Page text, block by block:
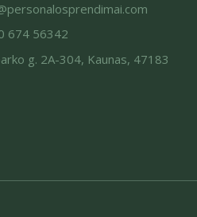
674 56342
g. 2A-304, Kaunas, 47183